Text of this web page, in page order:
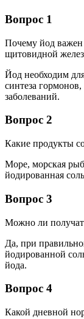
Вопрос 1
Почему йод важен
щитовидной
Йод необходим
синтеза
заболеваний.
Вопрос 2
Какие продукты
Море, морская
йодированная
Вопрос 3
Можно ли
Да, при
йодированной
йода.
Вопрос 4
Какой дневной